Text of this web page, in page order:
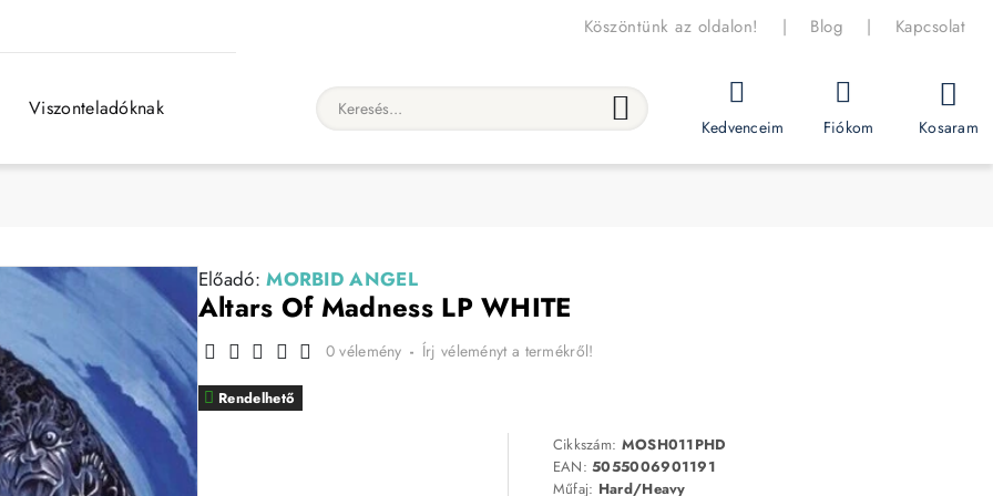
Köszöntünk az oldalon! | Blog | Kapcsolat
Viszonteladóknak Keresés...
Kedvenceim Fiókom Kosaram
Előadó:MORBID ANGEL
Altars Of Madness LP WHITE
Rendelhető
0 vélemény - Írj véleményt a termékről!
Cikkszám: MOSH011PHD
EAN:5055006901191
Műfaj: Hard/Heavy